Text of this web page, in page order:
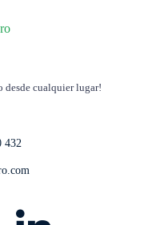
desde cualquier lugar!
432